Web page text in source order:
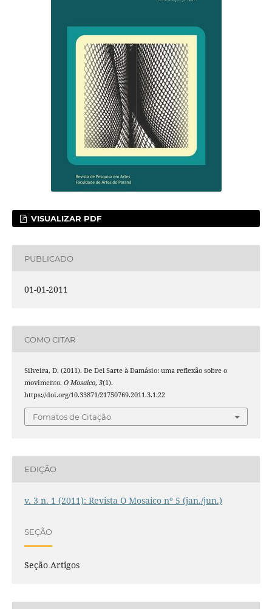
VISUALIZAR PDF
PUBLICADO
01-01-2011
COMO CITAR
Silveira, D. (2011). De Del Sarte à Damásio: uma reflexão sobre o
movimento. O Mosaico, 3(1).
https://doi.org/10.33871/21750769.2011.3.1.22
Fomatos de Citação
EDIÇÃO
v. 3 n. 1 (2011): Revista O Mosaico nº 5 (jan./jun.)
SEÇÃO
Seção Artigos